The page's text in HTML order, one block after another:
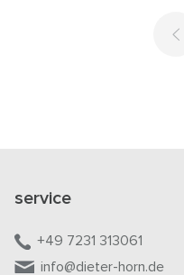
service
+49 7231 313061
info@dieter-horn.de